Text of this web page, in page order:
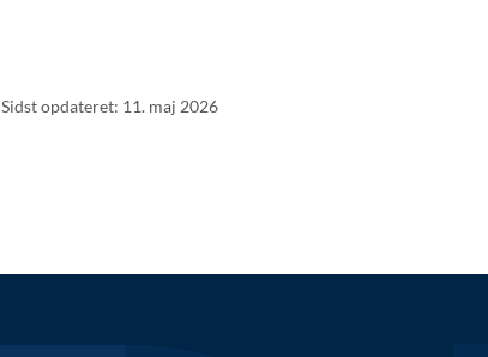
Sidst opdateret: 11. maj 2026